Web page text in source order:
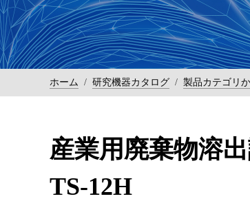
ホーム / 研究機器カタログ / 製品カテゴリ
産業用廃棄物溶
TS-12H